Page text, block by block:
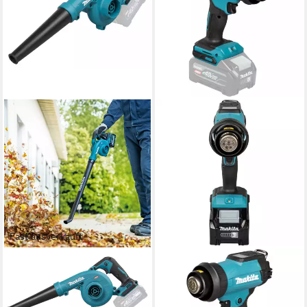
Fast ausverkauft
Akku-Gebläse »UB002GZ01«
40V max., ohne Akku und
Heißluftgebläse Akku-
Heißluftgebläse HG001GZ01